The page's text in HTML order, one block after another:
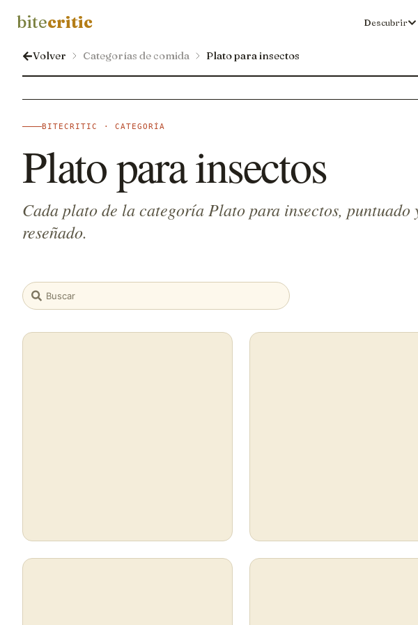
bitecritic Descubrir
Volver Categorías de comida Plato para insectos
BITECRITIC · CATEGORÍA
Plato para insectos
Cada plato de la categoría Plato para insectos, puntuado
reseñado.